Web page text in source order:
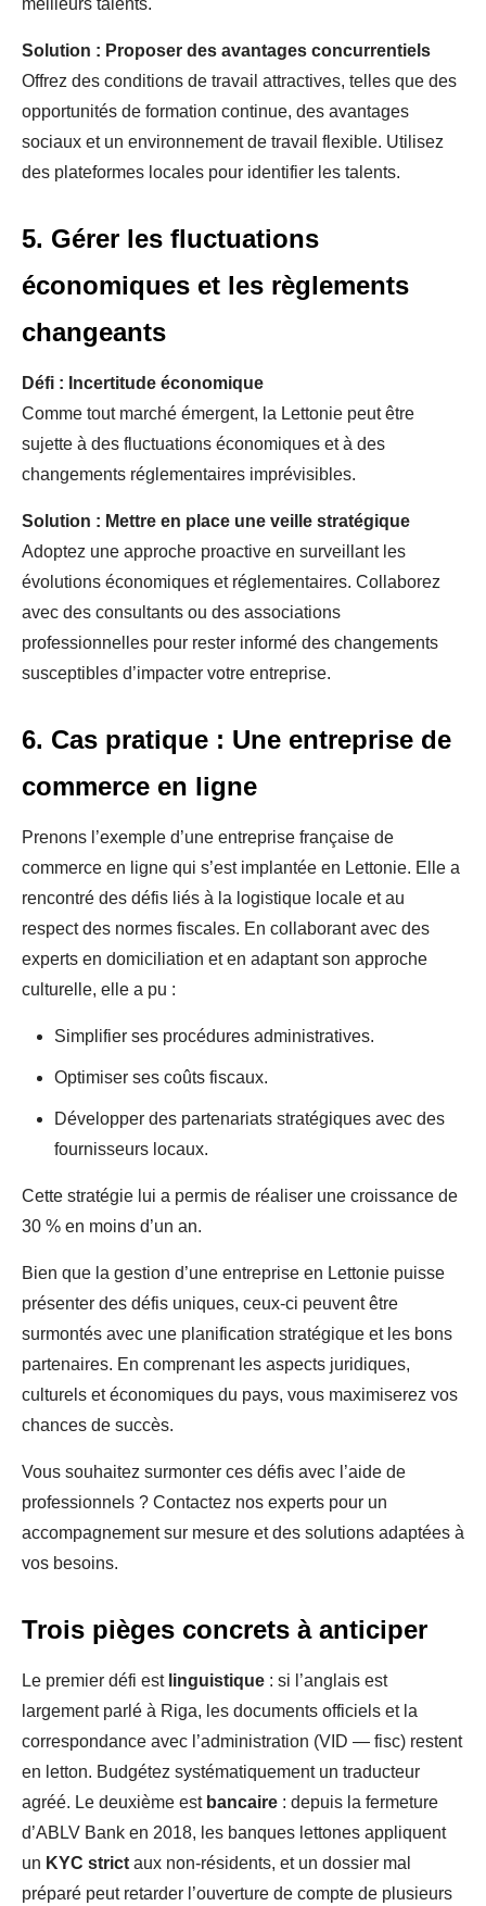
meilleurs talents.
Solution : Proposer des avantages concurrentiels
Offrez des conditions de travail attractives, telles que des
opportunités de formation continue, des avantages
sociaux et un environnement de travail flexible. Utilisez
des plateformes locales pour identifier les talents.
5. Gérer les fluctuations
économiques et les règlements
changeants
Défi : Incertitude économique
Comme tout marché émergent, la Lettonie peut être
sujette à des fluctuations économiques et à des
changements réglementaires imprévisibles.
Solution : Mettre en place une veille stratégique
Adoptez une approche proactive en surveillant les
évolutions économiques et réglementaires. Collaborez
avec des consultants ou des associations
professionnelles pour rester informé des changements
susceptibles d’impacter votre entreprise.
6. Cas pratique : Une entreprise de
commerce en ligne
Prenons l’exemple d’une entreprise française de
commerce en ligne qui s’est implantée en Lettonie. Elle a
rencontré des défis liés à la logistique locale et au
respect des normes fiscales. En collaborant avec des
experts en domiciliation et en adaptant son approche
culturelle, elle a pu :
Simplifier ses procédures administratives.
Optimiser ses coûts fiscaux.
Développer des partenariats stratégiques avec des
fournisseurs locaux.
Cette stratégie lui a permis de réaliser une croissance de
30 % en moins d’un an.
Bien que la gestion d’une entreprise en Lettonie puisse
présenter des défis uniques, ceux-ci peuvent être
surmontés avec une planification stratégique et les bons
partenaires. En comprenant les aspects juridiques,
culturels et économiques du pays, vous maximiserez vos
chances de succès.
Vous souhaitez surmonter ces défis avec l’aide de
professionnels ? Contactez nos experts pour un
accompagnement sur mesure et des solutions adaptées à
vos besoins.
Trois pièges concrets à anticiper
Le premier défi est linguistique : si l’anglais est
largement parlé à Riga, les documents officiels et la
correspondance avec l’administration (VID — fisc) restent
en letton. Budgétez systématiquement un traducteur
agréé. Le deuxième est bancaire : depuis la fermeture
d’ABLV Bank en 2018, les banques lettones appliquent
un KYC strict aux non-résidents, et un dossier mal
préparé peut retarder l’ouverture de compte de plusieurs